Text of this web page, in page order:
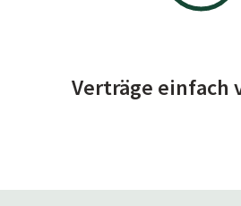
Verträge einfach